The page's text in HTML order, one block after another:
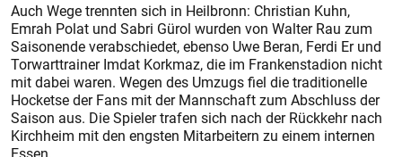
Auch Wege trennten sich in Heilbronn: Christian Kuhn,
Emrah Polat und Sabri Gürol wurden von Walter Rau zum
Saisonende verabschiedet, ebenso Uwe Beran, Ferdi Er und
Torwarttrainer Imdat Korkmaz, die im Frankenstadion nicht
mit dabei waren. Wegen des Umzugs fiel die traditionelle
Hocketse der Fans mit der Mannschaft zum Abschluss der
Saison aus. Die Spieler trafen sich nach der Rückkehr nach
Kirchheim mit den engsten Mitarbeitern zu einem internen